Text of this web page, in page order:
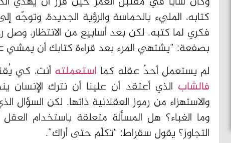
كتابه، المليء بالحماسة والرؤية الجديدة،
فكري لما كتبه. لكن بعد أسابيع من الانتظار،
بصفعة: “يشتهي المرء بعد قراءة كتابك أن يمشي
لم يستعمل أحدٌ عقله كما استعملته أنت، كي
فالشاب الذي أعتقد أن علينا أن نترك
والاستهزاء من رموز العقلانية ذاتها. لكن
وما الغباء؟ هل المسألة متعلقة باستخدام
التجاوز؟ يقول سقراط: “تكلّم حتى أراك”.